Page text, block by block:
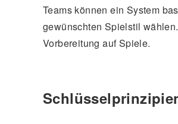
Teams können ein System
gewünschten Spielstil
Vorbereitung auf Spiele.